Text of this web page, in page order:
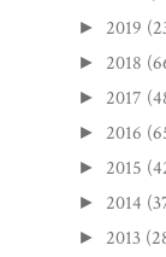
► 2019
► 2018
► 2017
► 2016
► 2015
► 2014
► 2013